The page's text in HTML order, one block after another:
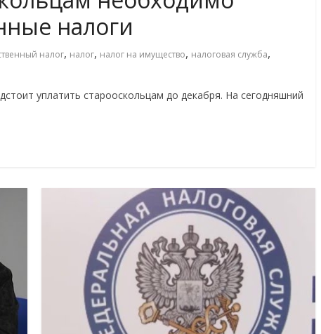
налоги
налог, налог, налог на имущество, налоговая служба,
уплатить старооскольцам до декабря. На сегодняшний